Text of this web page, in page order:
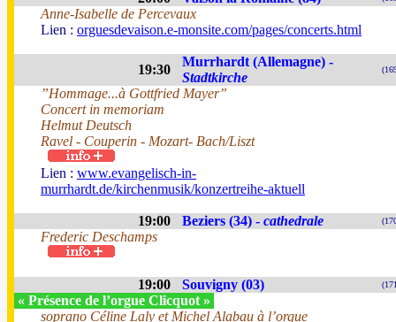
Anne-Isabelle de Percevaux
Lien : orguesdevaison.e-monsite.com/pages/concerts.html
19:30
Murrhardt (Allemagne) -
Stadtkirche
”Hommage...à Gottfried Mayer”
Concert in memoriam
Helmut Deutsch
Ravel - Couperin - Mozart- Bach/Liszt
Lien : www.evangelisch-in-
murrhardt.de/kirchenmusik/konzertreihe-aktuell
19:00 Beziers (34) - cathedrale
Frederic Deschamps
19:00 Souvigny (03)
« Présence de l’orgue Clicquot »
soprano Céline Laly et Michel Alabau à l’orgue